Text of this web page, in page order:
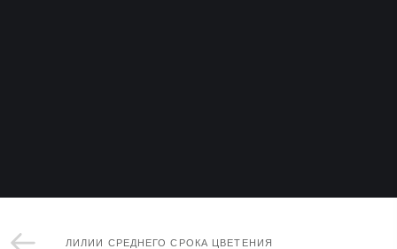
ЛИЛИИ СРЕДНЕГО СРОКА ЦВЕТЕНИЯ